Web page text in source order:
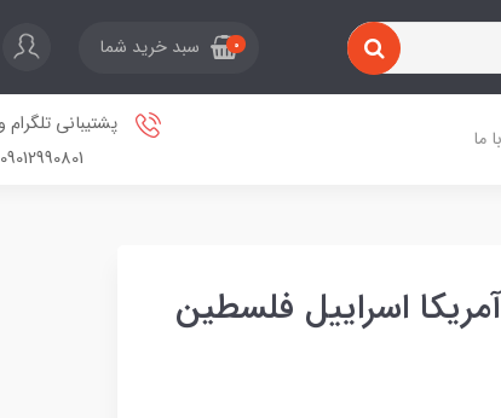
0 سبد خرید شما
ما
پشتیبانی
09012990801
اسراییل فلسطین